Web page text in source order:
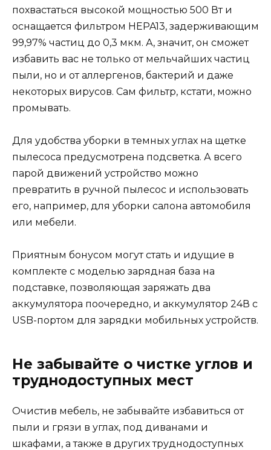
похвастаться высокой мощностью 500 Вт и
оснащается фильтром HEPA13, задерживающим
99,97% частиц до 0,3 мкм. А, значит, он сможет
избавить вас не только от мельчайших частиц
пыли, но и от аллергенов, бактерий и даже
некоторых вирусов. Сам фильтр, кстати, можно
промывать.
Для удобства уборки в темных углах на щетке
пылесоса предусмотрена подсветка. А всего
парой движений устройство можно
превратить в ручной пылесос и использовать
его, например, для уборки салона автомобиля
или мебели.
Приятным бонусом могут стать и идущие в
комплекте с моделью зарядная база на
подставке, позволяющая заряжать два
аккумулятора поочередно, и аккумулятор 24В с
USB-портом для зарядки мобильных устройств.
Не забывайте о чистке углов и
труднодоступных мест
Очистив мебель, не забывайте избавиться от
пыли и грязи в углах, под диванами и
шкафами, а также в других труднодоступных